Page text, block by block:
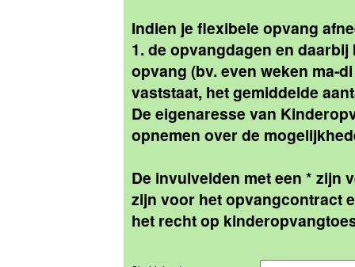
Indien je flexibele opvang
1. de opvangdagen en
opvang (bv. even weken ma-
vaststaat, het gemiddelde
De eigenaresse van
opnemen over de
De invulvelden met een * zijn
zijn voor het opvangcontract
het recht op